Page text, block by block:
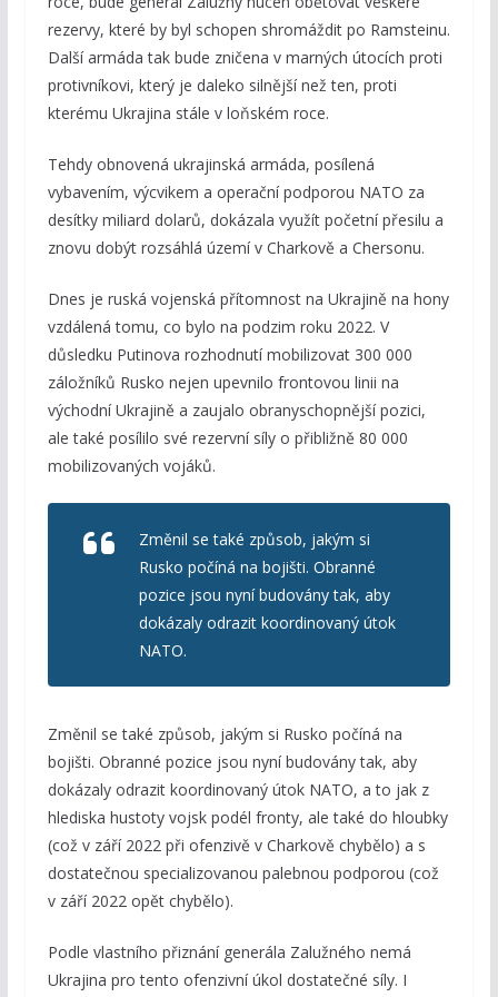
rezervy, které by byl schopen shromáždit po Ramsteinu.
Další armáda tak bude zničena v marných útocích proti
protivníkovi, který je daleko silnější než ten, proti
kterému Ukrajina stále v loňském roce.
Tehdy obnovená ukrajinská armáda, posílená
vybavením, výcvikem a operační podporou NATO za
desítky miliard dolarů, dokázala využít početní přesilu a
znovu dobýt rozsáhlá území v Charkově a Chersonu.
Dnes je ruská vojenská přítomnost na Ukrajině na hony
vzdálená tomu, co bylo na podzim roku 2022. V
důsledku Putinova rozhodnutí mobilizovat 300 000
záložníků Rusko nejen upevnilo frontovou linii na
východní Ukrajině a zaujalo obranyschopnější pozici,
ale také posílilo své rezervní síly o přibližně 80 000
mobilizovaných vojáků.
Změnil se také způsob, jakým si
Rusko počíná na bojišti. Obranné
pozice jsou nyní budovány tak, aby
dokázaly odrazit koordinovaný útok
NATO.
Změnil se také způsob, jakým si Rusko počíná na
bojišti. Obranné pozice jsou nyní budovány tak, aby
dokázaly odrazit koordinovaný útok NATO, a to jak z
hlediska hustoty vojsk podél fronty, ale také do hloubky
(což v září 2022 při ofenzivě v Charkově chybělo) a s
dostatečnou specializovanou palebnou podporou (což
v září 2022 opět chybělo).
Podle vlastního přiznání generála Zalužného nemá
Ukrajina pro tento ofenzivní úkol dostatečné síly. I